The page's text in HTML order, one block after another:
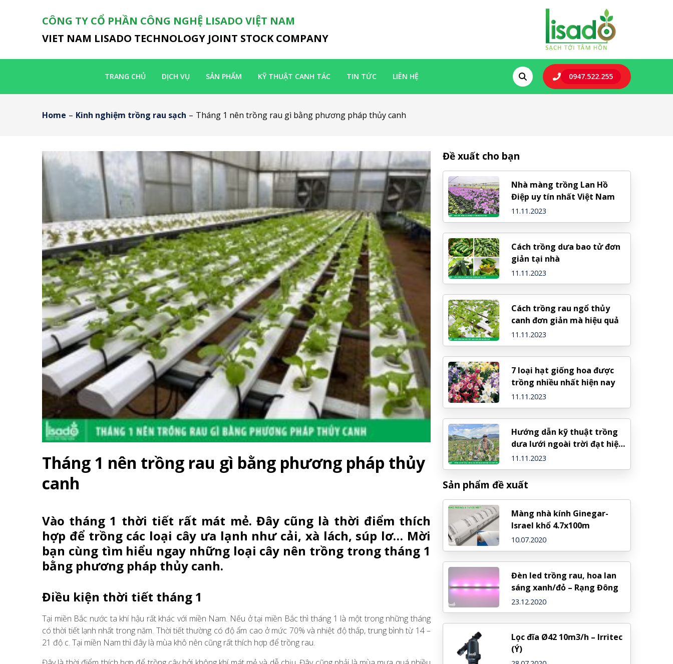
CÔNG TY CỔ PHẦN CÔNG NGHỆ LISADO VIỆT NAM
VIET NAM LISADO TECHNOLOGY JOINT STOCK COMPANY
TRANG CHỦ DỊCH VỤ SẢN PHẨM KỸ THUẬT CANH TÁC TIN TỨC LIÊN HỆ 0947.522.255
Home – Kinh nghiệm trồng rau sạch – Tháng 1 nên trồng rau gì bằng phương pháp thủy canh
Tháng 1 nên trồng rau gì bằng phương pháp thủy
canh
Vào tháng 1 thời tiết rất mát mẻ. Đây cũng là thời điểm thích
hợp để trồng các loại cây ưa lạnh như cải, xà lách, súp lơ… Mời
bạn cùng tìm hiểu ngay những loại cây nên trồng trong tháng 1
bằng phương pháp thủy canh.
Điều kiện thời tiết tháng 1
Tại miền Bắc nước ta khí hậu rất khác với miền Nam. Nếu ở tại miền Bắc thì tháng 1 là một trong những tháng
có thời tiết lạnh nhất trong năm. Thời tiết thường có độ ẩm cao ở mức 70% và nhiệt độ thấp, trung bình từ 14 –
21 độ c. Tại miền Nam thì đây là mùa khô nên cũng rất thích hợp để trồng rau.
Đề xuất cho bạn
Nhà màng trồng Lan Hồ
Điệp uy tín nhất Việt Nam
11.11.2023
Cách trồng dưa bao tử đơn
giản tại nhà
11.11.2023
Cách trồng rau ngổ thủy
canh đơn giản mà hiệu quả
11.11.2023
7 loại hạt giống hoa được
trồng nhiều nhất hiện nay
11.11.2023
Hướng dẫn kỹ thuật trồng
dưa lưới ngoài trời đạt hiệu
quả cao
11.11.2023
Sản phẩm đề xuất
Màng nhà kính Ginegar-
Israel khổ 4.7x100m
10.07.2020
Đèn led trồng rau, hoa lan
sáng xanh/đỏ – Rạng Đông
23.12.2020
Lọc đĩa Ø42 10m3/h – Irritec
(Ý)